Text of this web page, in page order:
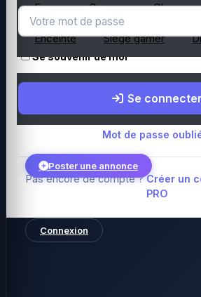
Ecran Casque Clavier
Microphone
Webcam
Enceinte
Siège gamer
Top PC gamer : Intel / AMD
Composants PC gamer
Poster une annonce
Connexion
Se souvenir de moi
Se connecter
Mot de passe
Pas encore de compte ? Créer un
PRO